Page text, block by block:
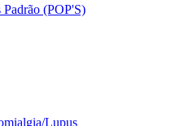
Padrão (POP'S)
Lupus